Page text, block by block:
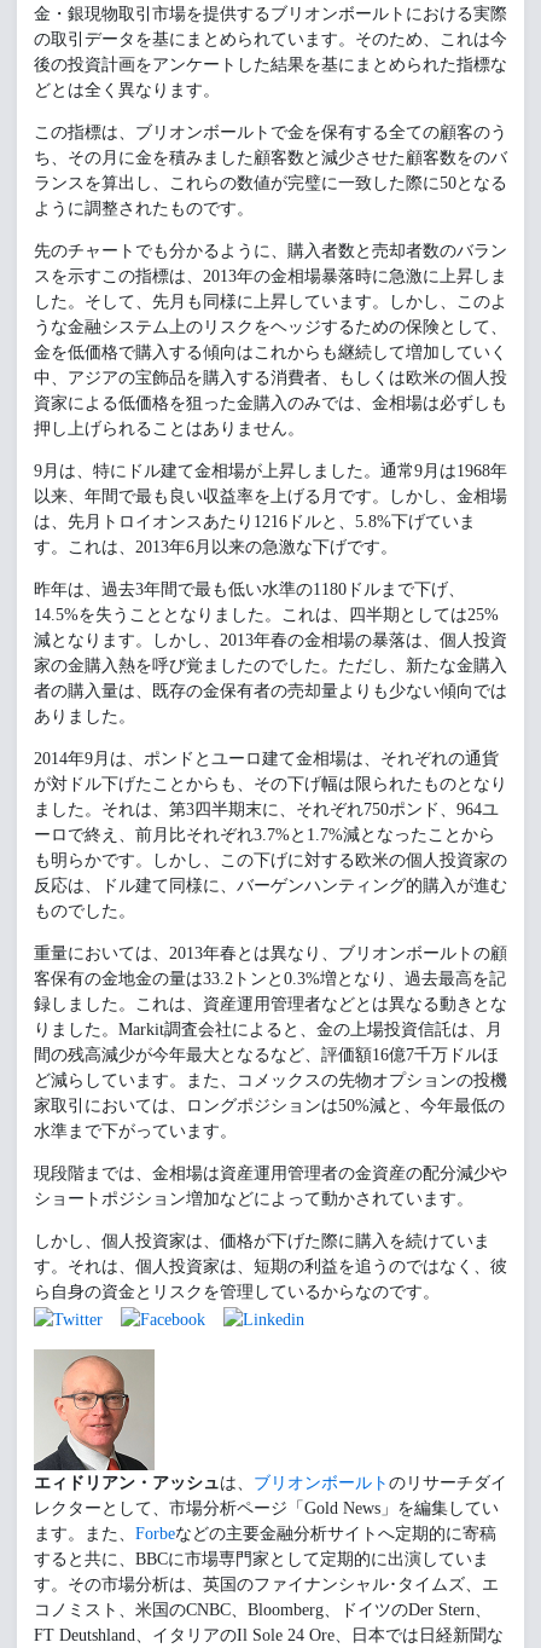
金・銀現物取引市場を提供するブリオンボールトにおける実際
の取引データを基にまとめられています。そのため、これは今
後の投資計画をアンケートした結果を基にまとめられた指標な
どとは全く異なります。
この指標は、ブリオンボールトで金を保有する全ての顧客のう
ち、その月に金を積みました顧客数と減少させた顧客数をのバ
ランスを算出し、これらの数値が完璧に一致した際に50となる
ように調整されたものです。
先のチャートでも分かるように、購入者数と売却者数のバラン
スを示すこの指標は、2013年の金相場暴落時に急激に上昇しま
した。そして、先月も同様に上昇しています。しかし、このよ
うな金融システム上のリスクをヘッジするための保険として、
金を低価格で購入する傾向はこれからも継続して増加していく
中、アジアの宝飾品を購入する消費者、もしくは欧米の個人投
資家による低価格を狙った金購入のみでは、金相場は必ずしも
押し上げられることはありません。
9月は、特にドル建て金相場が上昇しました。通常9月は1968年
以来、年間で最も良い収益率を上げる月です。しかし、金相場
は、先月トロイオンスあたり1216ドルと、5.8%下げていま
す。これは、2013年6月以来の急激な下げです。
昨年は、過去3年間で最も低い水準の1180ドルまで下げ、
14.5%を失うこととなりました。これは、四半期としては25%
減となります。しかし、2013年春の金相場の暴落は、個人投資
家の金購入熱を呼び覚ましたのでした。ただし、新たな金購入
者の購入量は、既存の金保有者の売却量よりも少ない傾向では
ありました。
2014年9月は、ポンドとユーロ建て金相場は、それぞれの通貨
が対ドル下げたことからも、その下げ幅は限られたものとなり
ました。それは、第3四半期末に、それぞれ750ポンド、964ユ
ーロで終え、前月比それぞれ3.7%と1.7%減となったことから
も明らかです。しかし、この下げに対する欧米の個人投資家の
反応は、ドル建て同様に、バーゲンハンティング的購入が進む
ものでした。
重量においては、2013年春とは異なり、ブリオンボールトの顧
客保有の金地金の量は33.2トンと0.3%増となり、過去最高を記
録しました。これは、資産運用管理者などとは異なる動きとな
りました。Markit調査会社によると、金の上場投資信託は、月
間の残高減少が今年最大となるなど、評価額16億7千万ドルほ
ど減らしています。また、コメックスの先物オプションの投機
家取引においては、ロングポジションは50%減と、今年最低の
水準まで下がっています。
現段階までは、金相場は資産運用管理者の金資産の配分減少や
ショートポジション増加などによって動かされています。
しかし、個人投資家は、価格が下げた際に購入を続けていま
す。それは、個人投資家は、短期の利益を追うのではなく、彼
ら自身の資金とリスクを管理しているからなのです。
エィドリアン・アッシュ は、 ブリオンボールト のリサーチダイ
レクターとして、市場分析ページ「Gold News」を編集してい
ます。また、 Forbeなどの主要金融分析サイトへ定期的に寄稿
すると共に、BBCに市場専門家として定期的に出演していま
す。その市場分析は、英国のファイナンシャル･タイムズ、エ
コノミスト、米国のCNBC、Bloomberg、ドイツのDer Stern、
FT Deutshland、イタリアのIl Sole 24 Ore、日本では日経新聞な